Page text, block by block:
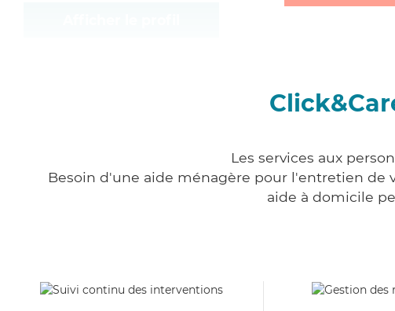
Les services aux
Besoin d'une aide ménagère pour l'entretien de
aide à domicile